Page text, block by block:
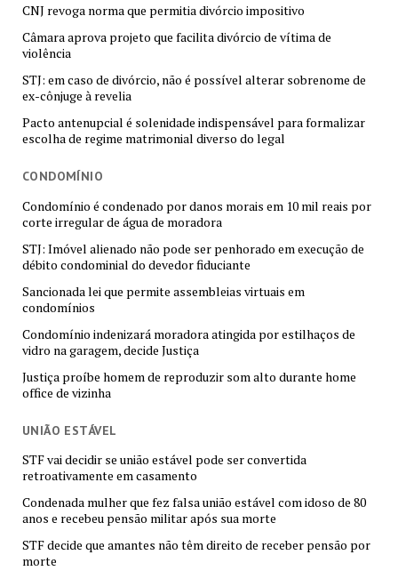
CNJ revoga norma que permitia divórcio impositivo
Câmara aprova projeto que facilita divórcio de vítima de
violência
STJ: em caso de divórcio, não é possível alterar sobrenome de
ex-cônjuge à revelia
Pacto antenupcial é solenidade indispensável para formalizar
escolha de regime matrimonial diverso do legal
CONDOMÍNIO
Condomínio é condenado por danos morais em 10 mil reais por
corte irregular de água de moradora
STJ: Imóvel alienado não pode ser penhorado em execução de
débito condominial do devedor fiduciante
Sancionada lei que permite assembleias virtuais em
condomínios
Condomínio indenizará moradora atingida por estilhaços de
vidro na garagem, decide Justiça
Justiça proíbe homem de reproduzir som alto durante home
office de vizinha
UNIÃO ESTÁVEL
STF vai decidir se união estável pode ser convertida
retroativamente em casamento
Condenada mulher que fez falsa união estável com idoso de 80
anos e recebeu pensão militar após sua morte
STF decide que amantes não têm direito de receber pensão por
morte